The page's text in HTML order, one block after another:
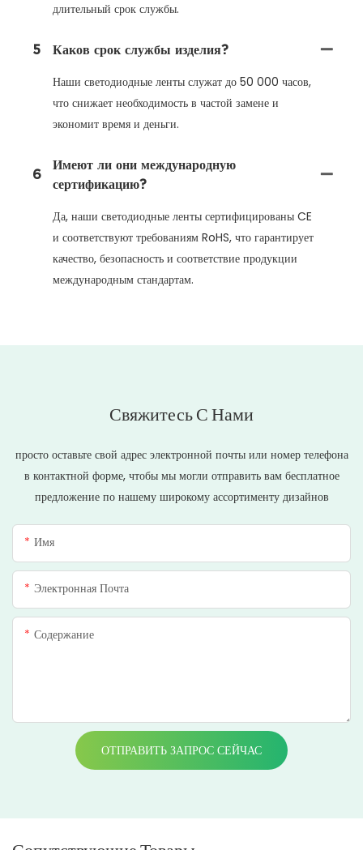
длительный срок службы.
5 Каков срок службы изделия?
Наши светодиодные ленты служат до 50 000 часов,
что снижает необходимость в частой замене и
экономит время и деньги.
6
Имеют ли они международную
сертификацию?
Да, наши светодиодные ленты сертифицированы CE
и соответствуют требованиям RoHS, что гарантирует
качество, безопасность и соответствие продукции
международным стандартам.
Свяжитесь С Нами
просто оставьте свой адрес электронной почты или номер телефона
в контактной форме, чтобы мы могли отправить вам бесплатное
предложение по нашему широкому ассортименту дизайнов
Имя
Электронная Почта
Содержание
ОТПРАВИТЬ ЗАПРОС СЕЙЧАС